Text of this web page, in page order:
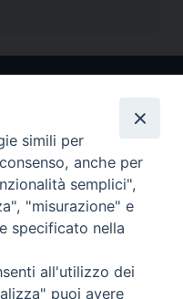
Cervia
simili per
anche per
semplici",
"misurazione" e
specificato nella
all'utilizzo dei
puoi avere